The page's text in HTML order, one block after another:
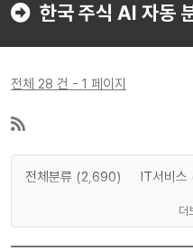
한국 주식 AI 자동
전체 28 건 - 1 페이지
전체분류 (2,690) IT서비스
더